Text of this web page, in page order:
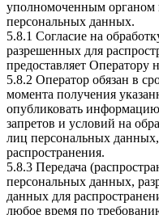
уполномоченным органом
персональных данных.
5.8.1 Согласие на
разрешенных для
предоставляет Оператору
5.8.2 Оператор обязан в
момента получения
опубликовать
запретов и условий на
лиц персональных
распространения.
5.8.3 Передача
персональных данных,
данных для
любое время по